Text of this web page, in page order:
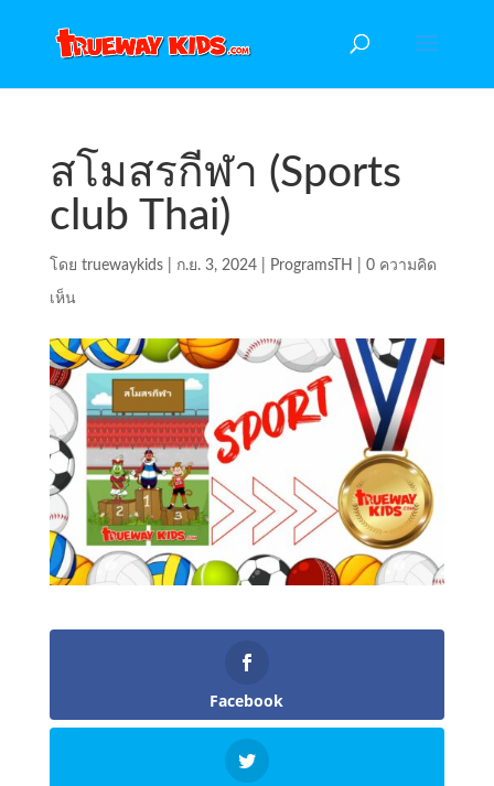
สโมสรกีฬา (Sports
club Thai)
โดย truewaykids| ก.ย. 3, 2024| ProgramsTH 0 ความคิด
เห็น
Facebook